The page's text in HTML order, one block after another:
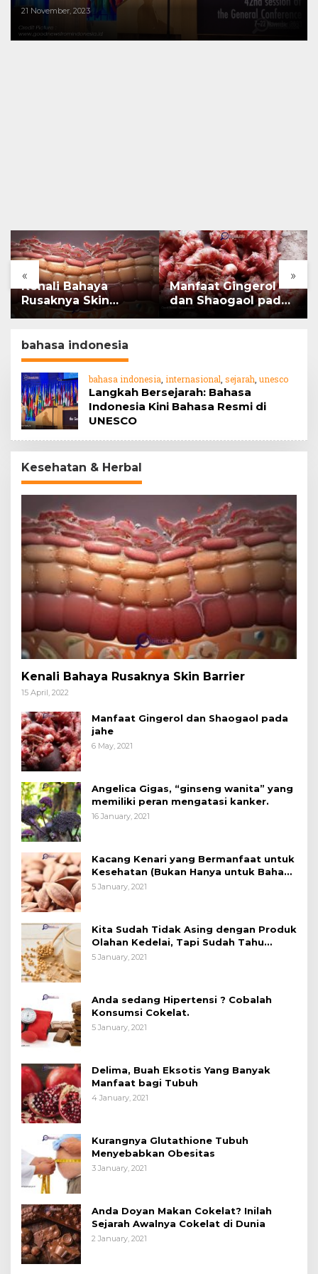
21 November, 2023
« »
Kenali Bahaya
Rusaknya Skin
Barrier
Manfaat Gingerol
dan Shaogaol pada
bahasa indonesia
bahasa indonesia, internasional, sejarah, unesco
Langkah Bersejarah: Bahasa
Indonesia Kini Bahasa Resmi di
UNESCO
Kesehatan & Herbal
Kenali Bahaya Rusaknya Skin Barrier
15 April, 2022
Manfaat Gingerol dan Shaogaol pada
jahe
6 May, 2021
Angelica Gigas, “ginseng wanita” yang
memiliki peran mengatasi kanker.
16 January, 2021
Kacang Kenari yang Bermanfaat untuk
Kesehatan (Bukan Hanya untuk Bahan
Kue)
5 January, 2021
Kita Sudah Tidak Asing dengan Produk
Olahan Kedelai, Tapi Sudah Tahu
Manfaatnya untuk Kesehatan?
5 January, 2021
Anda sedang Hipertensi ? Cobalah
Konsumsi Cokelat.
5 January, 2021
Delima, Buah Eksotis Yang Banyak
Manfaat bagi Tubuh
4 January, 2021
Kurangnya Glutathione Tubuh
Menyebabkan Obesitas
3 January, 2021
Anda Doyan Makan Cokelat? Inilah
Sejarah Awalnya Cokelat di Dunia
2 January, 2021